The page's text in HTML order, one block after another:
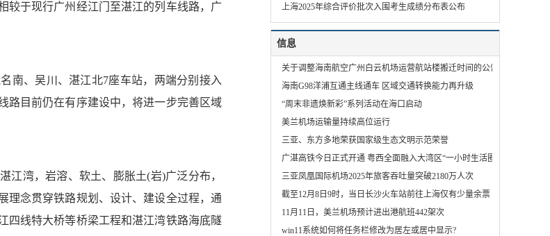
较于现行广州经江门至湛江的列车线路，广
、吴川、湛江北7座车站，两端分别接入
路目前仍在有序建设中，将进一步完善区域
湾，岩溶、软土、膨胀土(岩)广泛分布，
理念贯穿铁路规划、设计、建设全过程，通
四线特大桥等桥梁工程和湛江湾铁路海底隧
上海2025年综合评价批次入围考生成绩分布表公布
信息
关于调整海南航空广州白云机场运营航站楼搬迁时间的公告
海南G98洋浦互通主线通车 区域交通转换能力再升级
“周末非遗焕新彩”系列活动在海口启动
美兰机场运输量持续高位运行
三亚、东方多地荣获国家级生态文明示范荣誉
广湛高铁今日正式开通 粤西全面融入大湾区“一小时生活圈”
三亚凤凰国际机场2025年旅客吞吐量突破2180万人次
截至12月8日9时，当日长沙火车站前往上海仅有少量余票
11月11日，美兰机场预计进出港航班442架次
win11系统如何将任务栏修改为居左或居中显示?